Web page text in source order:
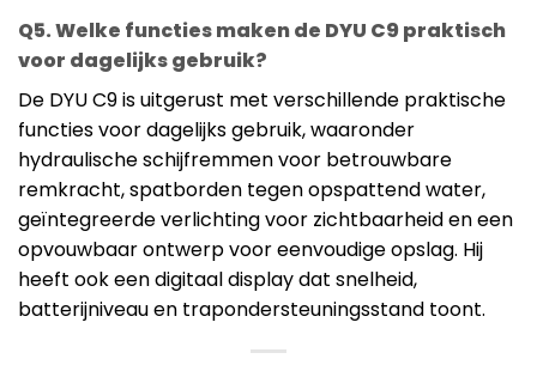
Q5. Welke functies maken de DYU C9 praktisch
voor dagelijks gebruik?
De DYU C9 is uitgerust met verschillende praktische
functies voor dagelijks gebruik, waaronder
hydraulische schijfremmen voor betrouwbare
remkracht, spatborden tegen opspattend water,
geïntegreerde verlichting voor zichtbaarheid en een
opvouwbaar ontwerp voor eenvoudige opslag. Hij
heeft ook een digitaal display dat snelheid,
batterijniveau en trapondersteuningsstand toont.